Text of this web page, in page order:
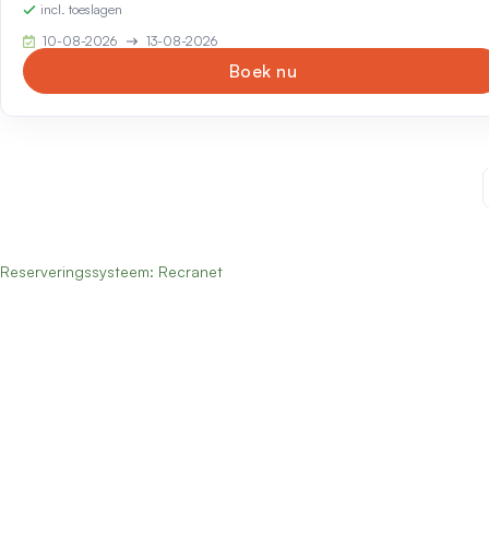
incl. toeslagen
10-08-2026
13-08-2026
Boek nu
Reserveringssysteem: Recranet